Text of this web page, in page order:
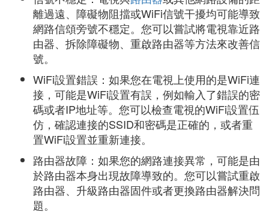
離過遠、障礙物阻擋或WiFi信號干擾均可能導致
網路信頌旁號不穩定。您可以嘗試將電視靠近路
由器、拆除障礙物、重啟路由器等方法來改善信
號。
WiFi設置錯誤：如果您在電視上使用的是WiFi連
接，可能是WiFi設置有誤，例如輸入了錯誤的密
碼或者IP地址等。您可以檢查電視的WiFi設置伍
仿，確認連接的SSID和密碼是正確的，或者重
置WiFi設置並重新連接。
路由器故障：如果您的網路連接異常，可能是由
於路由器本身出現故障導致的。您可以嘗試重啟
路由器、升級路由器固件或者更換路由器解決問
題。